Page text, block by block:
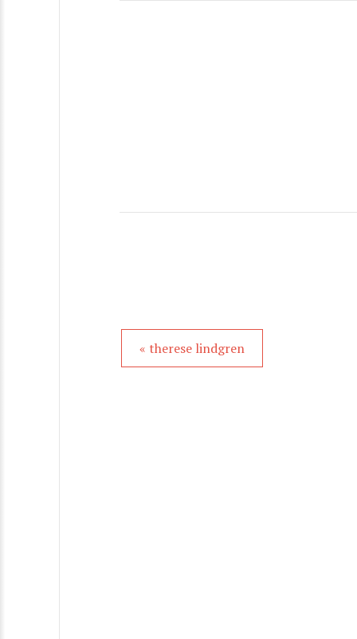
« therese lindgren